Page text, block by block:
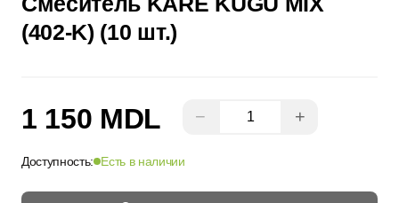
(402-K) (10 шт.)
1 150 MDL − +
Доступность: Есть в наличии